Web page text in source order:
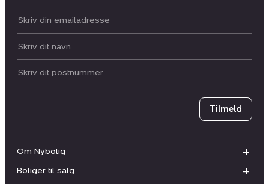
Om Nybolig
Boliger til salg
Din email:
Dit navn:
Postnummer
Tilmeld